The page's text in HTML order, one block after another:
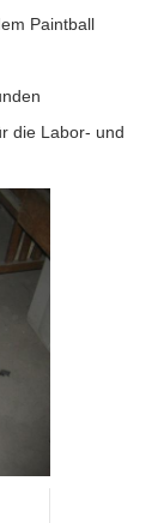
Paintball
die Labor- und